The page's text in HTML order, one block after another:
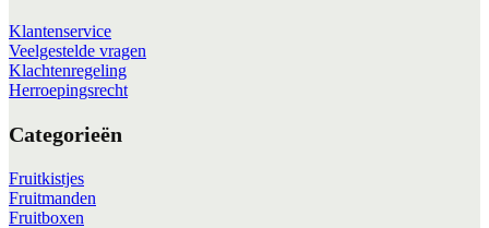
Klantenservice
Veelgestelde vragen
Klachtenregeling
Herroepingsrecht
Categorieën
Fruitkistjes
Fruitmanden
Fruitboxen